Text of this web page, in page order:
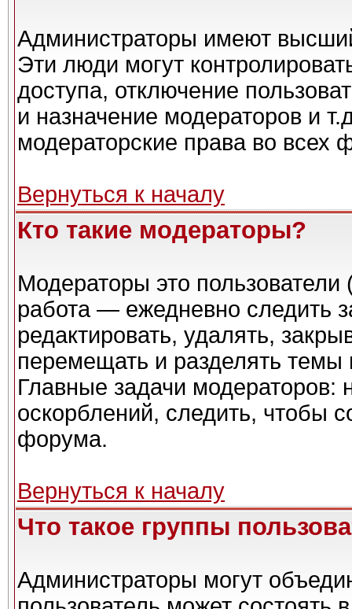
Администраторы имеют
Эти люди могут
доступа, отключение
и назначение модераторов и
модераторские права во всех
Вернуться к началу
Кто такие модераторы?
Модераторы это пользователи
работа — ежедневно следить
редактировать, удалять,
перемещать и разделять темы
Главные задачи модераторов:
оскорблений, следить, чтобы
форума.
Вернуться к началу
Что такое группы
Администраторы могут